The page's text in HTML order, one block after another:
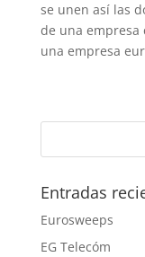
se unen así las
de una empresa
una empresa
Entradas
Eurosweeps
EG Telecóm